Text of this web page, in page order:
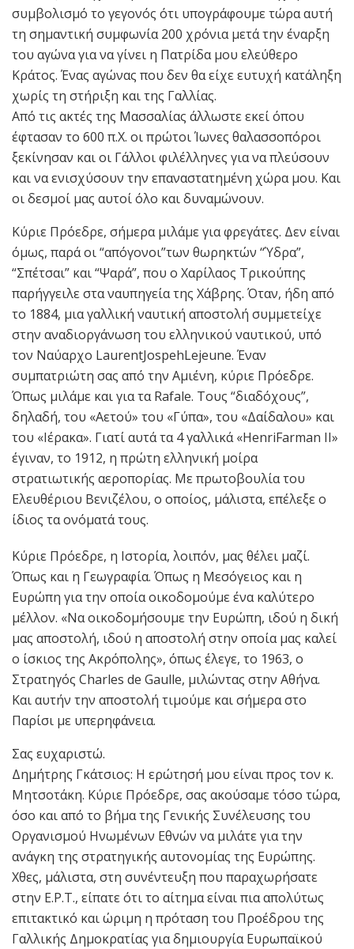
συμβολισμό το γεγονός ότι υπογράφουμε τώρα αυτή
τη σημαντική συμφωνία 200 χρόνια μετά την έναρξη
του αγώνα για να γίνει η Πατρίδα μου ελεύθερο
Κράτος. Ένας αγώνας που δεν θα είχε ευτυχή κατάληξη
χωρίς τη στήριξη και της Γαλλίας.
Από τις ακτές της Μασσαλίας άλλωστε εκεί όπου
έφτασαν το 600 π.Χ. οι πρώτοι Ίωνες θαλασσοπόροι
ξεκίνησαν και οι Γάλλοι φιλέλληνες για να πλεύσουν
και να ενισχύσουν την επαναστατημένη χώρα μου. Και
οι δεσμοί μας αυτοί όλο και δυναμώνουν.
Κύριε Πρόεδρε, σήμερα μιλάμε για φρεγάτες. Δεν είναι
όμως, παρά οι “απόγονοι”των θωρηκτών “Ύδρα”,
“Σπέτσαι” και “Ψαρά”, που ο Χαρίλαος Τρικούπης
παρήγγειλε στα ναυπηγεία της Χάβρης. Όταν, ήδη από
το 1884, μια γαλλική ναυτική αποστολή συμμετείχε
στην αναδιοργάνωση του ελληνικού ναυτικού, υπό
τον Ναύαρχο LaurentJospehLejeune. Έναν
συμπατριώτη σας από την Αμιένη, κύριε Πρόεδρε.
Όπως μιλάμε και για τα Rafale. Τους “διαδόχους”,
δηλαδή, του «Αετού» του «Γύπα», του «Δαίδαλου» και
του «Ιέρακα». Γιατί αυτά τα 4 γαλλικά «HenriFarman ΙΙ»
έγιναν, το 1912, η πρώτη ελληνική μοίρα
στρατιωτικής αεροπορίας. Με πρωτοβουλία του
Ελευθέριου Βενιζέλου, ο οποίος, μάλιστα, επέλεξε ο
ίδιος τα ονόματά τους.
Κύριε Πρόεδρε, η Ιστορία, λοιπόν, μας θέλει μαζί.
Όπως και η Γεωγραφία. Όπως η Μεσόγειος και η
Ευρώπη για την οποία οικοδομούμε ένα καλύτερο
μέλλον. «Να οικοδομήσουμε την Ευρώπη, ιδού η δική
μας αποστολή, ιδού η αποστολή στην οποία μας καλεί
ο ίσκιος της Ακρόπολης», όπως έλεγε, το 1963, ο
Στρατηγός Charles de Gaulle, μιλώντας στην Αθήνα.
Και αυτήν την αποστολή τιμούμε και σήμερα στο
Παρίσι με υπερηφάνεια.
Σας ευχαριστώ.
Δημήτρης Γκάτσιος: Η ερώτησή μου είναι προς τον κ.
Μητσοτάκη. Κύριε Πρόεδρε, σας ακούσαμε τόσο τώρα,
όσο και από το βήμα της Γενικής Συνέλευσης του
Οργανισμού Ηνωμένων Εθνών να μιλάτε για την
ανάγκη της στρατηγικής αυτονομίας της Ευρώπης.
Χθες, μάλιστα, στη συνέντευξη που παραχωρήσατε
στην Ε.Ρ.Τ., είπατε ότι το αίτημα είναι πια απολύτως
επιτακτικό και ώριμη η πρόταση του Προέδρου της
Γαλλικής Δημοκρατίας για δημιουργία Ευρωπαϊκού